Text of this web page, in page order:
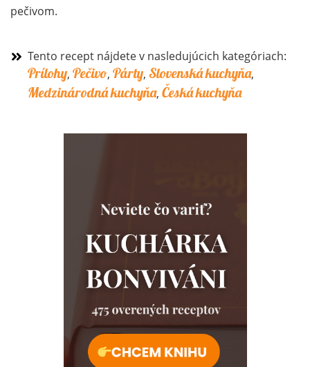
pečivom.
Tento recept nájdete v nasledujúcich kategóriach:
Prílohy, Pečivo, Párty, Slovenská kuchyňa,
Medzinárodná kuchyňa, Česká kuchyňa